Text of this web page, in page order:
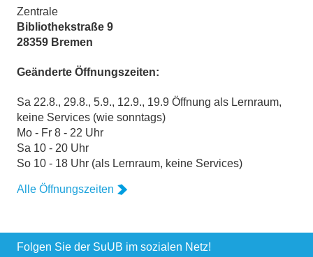
Zentrale
Bibliothekstraße 9
28359 Bremen
Geänderte Öffnungszeiten:
Sa 22.8., 29.8., 5.9., 12.9., 19.9 Öffnung als Lernraum,
keine Services (wie sonntags)
Mo - Fr 8 - 22 Uhr
Sa 10 - 20 Uhr
So 10 - 18 Uhr (als Lernraum, keine Services)
Alle Öffnungszeiten
Folgen Sie der SuUB im sozialen Netz!